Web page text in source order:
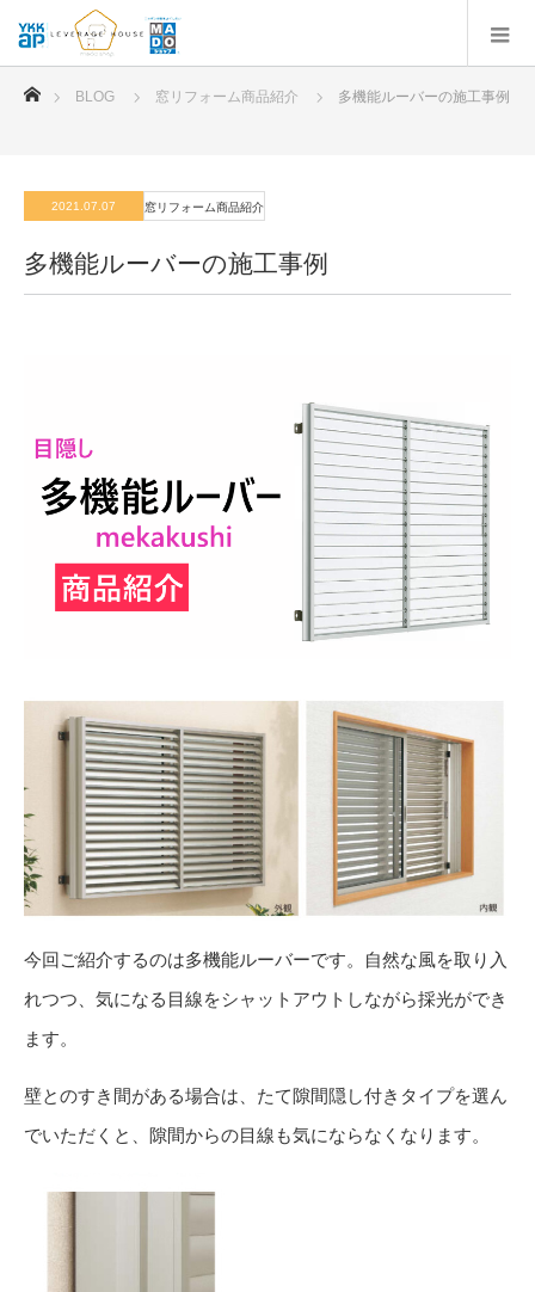
ホーム
BLOG 窓リフォーム商品紹介 多機能ルーバーの施工事例
2021.07.07 窓リフォーム商品紹介
多機能ルーバーの施工事例
今回ご紹介するのは多機能ルーバーです。自然な風を取り入
れつつ、気になる目線をシャットアウトしながら採光ができ
ます。
壁とのすき間がある場合は、たて隙間隠し付きタイプを選ん
でいただくと、隙間からの目線も気にならなくなります。